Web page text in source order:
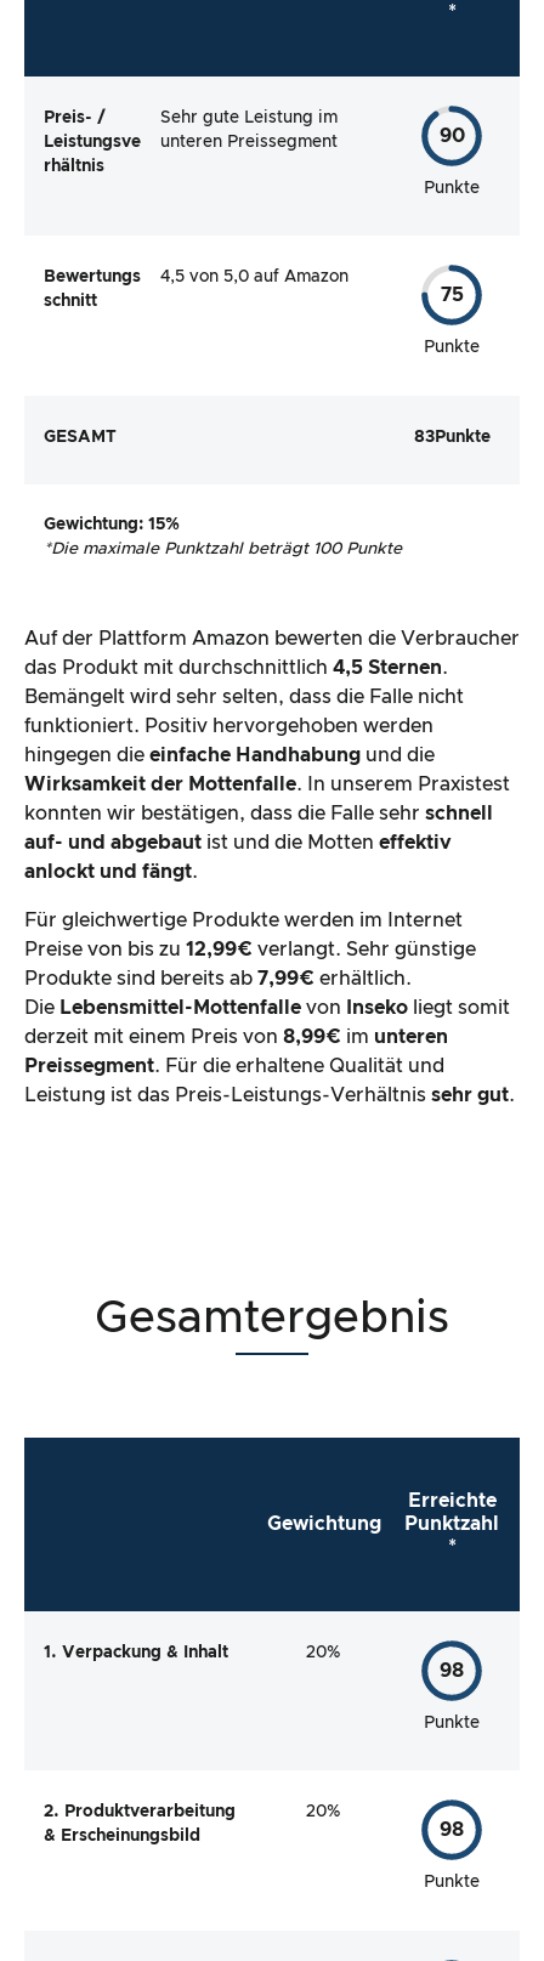
*
Preis- /
Leistungsve
rhältnis
Sehr gute Leistung im
unteren Preissegment
90
Punkte
Bewertungs
schnitt
4,5 von 5,0 auf Amazon
75
Punkte
GESAMT 83Punkte
Gewichtung: 15%
*Die maximale Punktzahl beträgt 100 Punkte
Auf der Plattform Amazon bewerten die Verbraucher
das Produkt mit durchschnittlich 4,5 Sternen.
Bemängelt wird sehr selten, dass die Falle nicht
funktioniert. Positiv hervorgehoben werden
hingegen die einfache Handhabung und die
Wirksamkeit der Mottenfalle. In unserem Praxistest
konnten wir bestätigen, dass die Falle sehr schnell
auf- und abgebaut ist und die Motten effektiv
anlockt und fängt.
Für gleichwertige Produkte werden im Internet
Preise von bis zu 12,99€ verlangt. Sehr günstige
Produkte sind bereits ab 7,99€ erhältlich.
Die Lebensmittel-Mottenfalle von Inseko liegt somit
derzeit mit einem Preis von 8,99€ im unteren
Preissegment. Für die erhaltene Qualität und
Leistung ist das Preis-Leistungs-Verhältnis sehr gut.
Gesamtergebnis
Gewichtung
Erreichte
Punktzahl
*
1. Verpackung & Inhalt 20%
98
Punkte
2. Produktverarbeitung
& Erscheinungsbild
20%
98
Punkte